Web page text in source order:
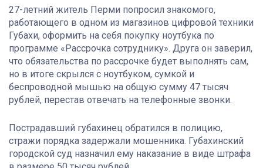
27-летний житель Перми попросил знакомого,
работающего в одном из магазинов цифровой техники
Губахи, оформить на себя покупку ноутбука по
программе «Рассрочка сотруднику». Друга он заверил,
что обязательства по рассрочке будет выполнять сам,
но в итоге скрылся с ноутбуком, сумкой и
беспроводной мышью на общую сумму 47 тысяч
рублей, перестав отвечать на телефонные звонки.
Пострадавший губахинец обратился в полицию,
стражи порядка задержали мошенника. Губахинский
городской суд назначил ему наказание в виде штрафа